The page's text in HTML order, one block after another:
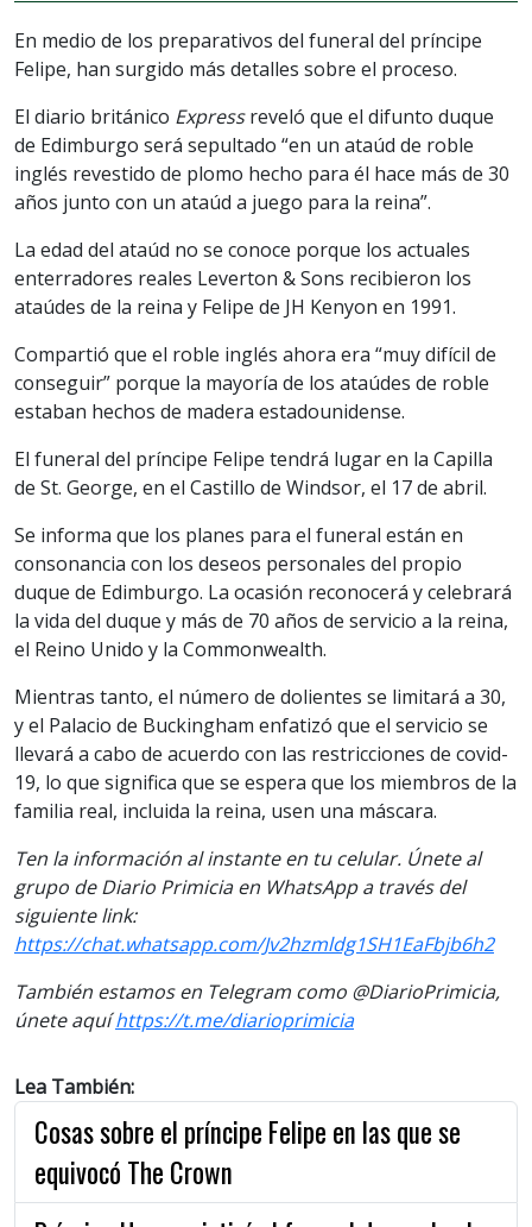
En medio de los preparativos del funeral del príncipe
Felipe, han surgido más detalles sobre el proceso.
El diario británico Expressreveló que el difunto duque
de Edimburgo será sepultado “en un ataúd de roble
inglés revestido de plomo hecho para él hace más de 30
años junto con un ataúd a juego para la reina”.
La edad del ataúd no se conoce porque los actuales
enterradores reales Leverton & Sons recibieron los
ataúdes de la reina y Felipe de JH Kenyon en 1991.
Compartió que el roble inglés ahora era “muy difícil de
conseguir” porque la mayoría de los ataúdes de roble
estaban hechos de madera estadounidense.
El funeral del príncipe Felipe tendrá lugar en la Capilla
de St. George, en el Castillo de Windsor, el 17 de abril.
Se informa que los planes para el funeral están en
consonancia con los deseos personales del propio
duque de Edimburgo. La ocasión reconocerá y celebrará
la vida del duque y más de 70 años de servicio a la reina,
el Reino Unido y la Commonwealth.
Mientras tanto, el número de dolientes se limitará a 30,
y el Palacio de Buckingham enfatizó que el servicio se
llevará a cabo de acuerdo con las restricciones de covid-
19, lo que significa que se espera que los miembros de la
familia real, incluida la reina, usen una máscara.
Ten la información al instante en tu celular. Únete al
grupo de Diario Primicia en WhatsApp a través del
siguiente link:
https://chat.whatsapp.com/Jv2hzmldg1SH1EaFbjb6h2
También estamos en Telegram como @DiarioPrimicia,
únete aquíhttps://t.me/diarioprimicia
Lea También:
Cosas sobre el príncipe Felipe en las que se
equivocó The Crown